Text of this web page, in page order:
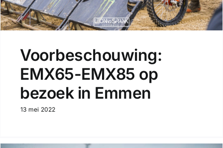
Voorbeschouwing:
EMX65-EMX85 op
bezoek in Emmen
13 mei 2022